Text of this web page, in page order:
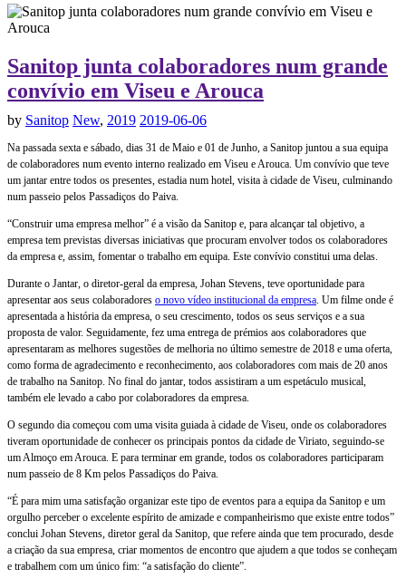
Sanitop junta colaboradores num grande
convívio em Viseu e Arouca
by Sanitop New, 2019 2019-06-06
Na passada sexta e sábado, dias 31 de Maio e 01 de Junho, a Sanitop juntou a sua equipa
de colaboradores num evento interno realizado em Viseu e Arouca. Um convívio que teve
um jantar entre todos os presentes, estadia num hotel, visita à cidade de Viseu, culminando
num passeio pelos Passadiços do Paiva.
“Construir uma empresa melhor” é a visão da Sanitop e, para alcançar tal objetivo, a
empresa tem previstas diversas iniciativas que procuram envolver todos os colaboradores
da empresa e, assim, fomentar o trabalho em equipa. Este convívio constitui uma delas.
Durante o Jantar, o diretor-geral da empresa, Johan Stevens, teve oportunidade para
apresentar aos seus colaboradores o novo vídeo institucional da empresa. Um filme onde é
apresentada a história da empresa, o seu crescimento, todos os seus serviços e a sua
proposta de valor. Seguidamente, fez uma entrega de prémios aos colaboradores que
apresentaram as melhores sugestões de melhoria no último semestre de 2018 e uma oferta,
como forma de agradecimento e reconhecimento, aos colaboradores com mais de 20 anos
de trabalho na Sanitop. No final do jantar, todos assistiram a um espetáculo musical,
também ele levado a cabo por colaboradores da empresa.
O segundo dia começou com uma visita guiada à cidade de Viseu, onde os colaboradores
tiveram oportunidade de conhecer os principais pontos da cidade de Viriato, seguindo-se
um Almoço em Arouca. E para terminar em grande, todos os colaboradores participaram
num passeio de 8 Km pelos Passadiços do Paiva.
“É para mim uma satisfação organizar este tipo de eventos para a equipa da Sanitop e um
orgulho perceber o excelente espírito de amizade e companheirismo que existe entre todos”
conclui Johan Stevens, diretor geral da Sanitop, que refere ainda que tem procurado, desde
a criação da sua empresa, criar momentos de encontro que ajudem a que todos se conheçam
e trabalhem com um único fim: “a satisfação do cliente”.